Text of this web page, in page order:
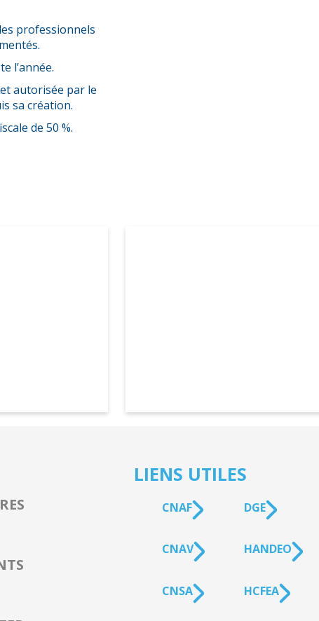
professionnels
l’année.
autorisée par le
sa création.
de 50 %.
LIENS UTILES
CNAF
CNAV
CNSA
DGE
HANDEO
HCFEA